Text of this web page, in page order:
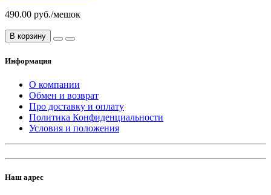
490.00 руб./мешок
В корзину
Информация
О компании
Обмен и возврат
Про доставку и оплату
Политика Конфиденциальности
Условия и положения
Наш адрес